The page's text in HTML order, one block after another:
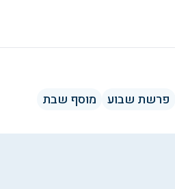
פרשת שבוע מוסף שבת